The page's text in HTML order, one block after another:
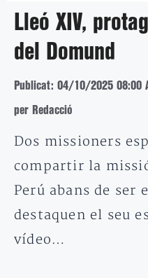
Lleó XIV,
del Domund
Publicat: 04/10/2025 08:00
per Redacció
Dos missioners
compartir la
Perú abans de ser
destaquen el seu
vídeo…